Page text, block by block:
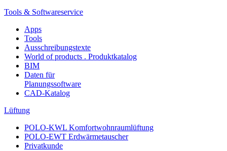
Tools & Softwareservice
Apps
Tools
Ausschreibungstexte
World of products . Produktkatalog
BIM
Daten für
Planungssoftware
CAD-Katalog
Lüftung
POLO-KWL Komfortwohnraumlüftung
POLO-EWT Erdwärmetauscher
Privatkunde